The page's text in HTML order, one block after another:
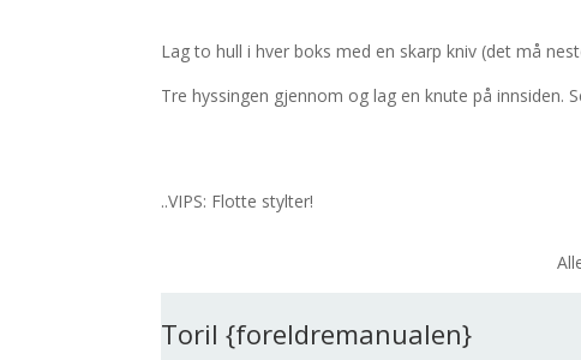
Lag to hull i hver boks med en skarp kniv (det må
Tre hyssingen gjennom og lag en knute på innsiden.
..VIPS: Flotte stylter!
Toril {foreldremanualen}